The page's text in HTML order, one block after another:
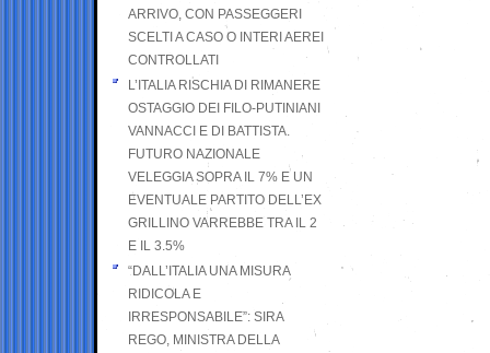
ARRIVO, CON PASSEGGERI
SCELTI A CASO O INTERI AEREI
CONTROLLATI
L’ITALIA RISCHIA DI RIMANERE
OSTAGGIO DEI FILO-PUTINIANI
VANNACCI E DI BATTISTA.
FUTURO NAZIONALE
VELEGGIA SOPRA IL 7% E UN
EVENTUALE PARTITO DELL’EX
GRILLINO VARREBBE TRA IL 2
E IL 3.5%
“DALL’ITALIA UNA MISURA
RIDICOLA E
IRRESPONSABILE”: SIRA
REGO, MINISTRA DELLA